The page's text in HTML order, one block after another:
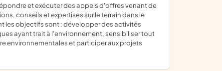
conseils et expertises sur le terrain dans le
les objectifs sont : développer des activités
ayant trait à l'environnement, sensibiliser tout
environnementales et participer aux projets